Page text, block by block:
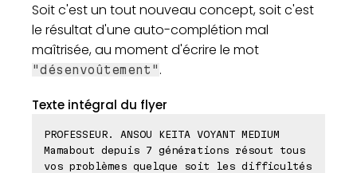
Soit c'est un tout nouveau concept, soit c'est
le résultat d'une auto-complétion mal
maîtrisée, au moment d'écrire le mot
"désenvoûtement" .
Texte intégral du flyer
PROFESSEUR. ANSOU KEITA VOYANT MEDIUM
Mamabout depuis 7 générations résout tous
vos problèmes quelque soit les difficultés